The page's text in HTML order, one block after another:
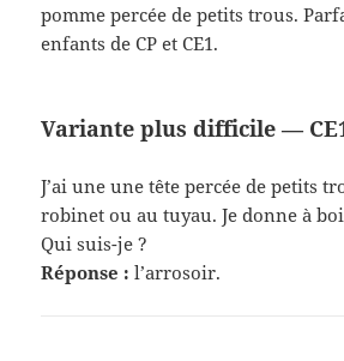
pomme percée de petits trous.
enfants de CP et CE1.
Variante plus difficile —
J’ai une une tête percée de petits
robinet ou au tuyau. Je donne à
Qui suis-je ?
Réponse : l’arrosoir.